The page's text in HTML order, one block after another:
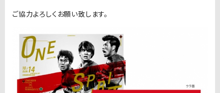
ご協力よろしくお願い致します。